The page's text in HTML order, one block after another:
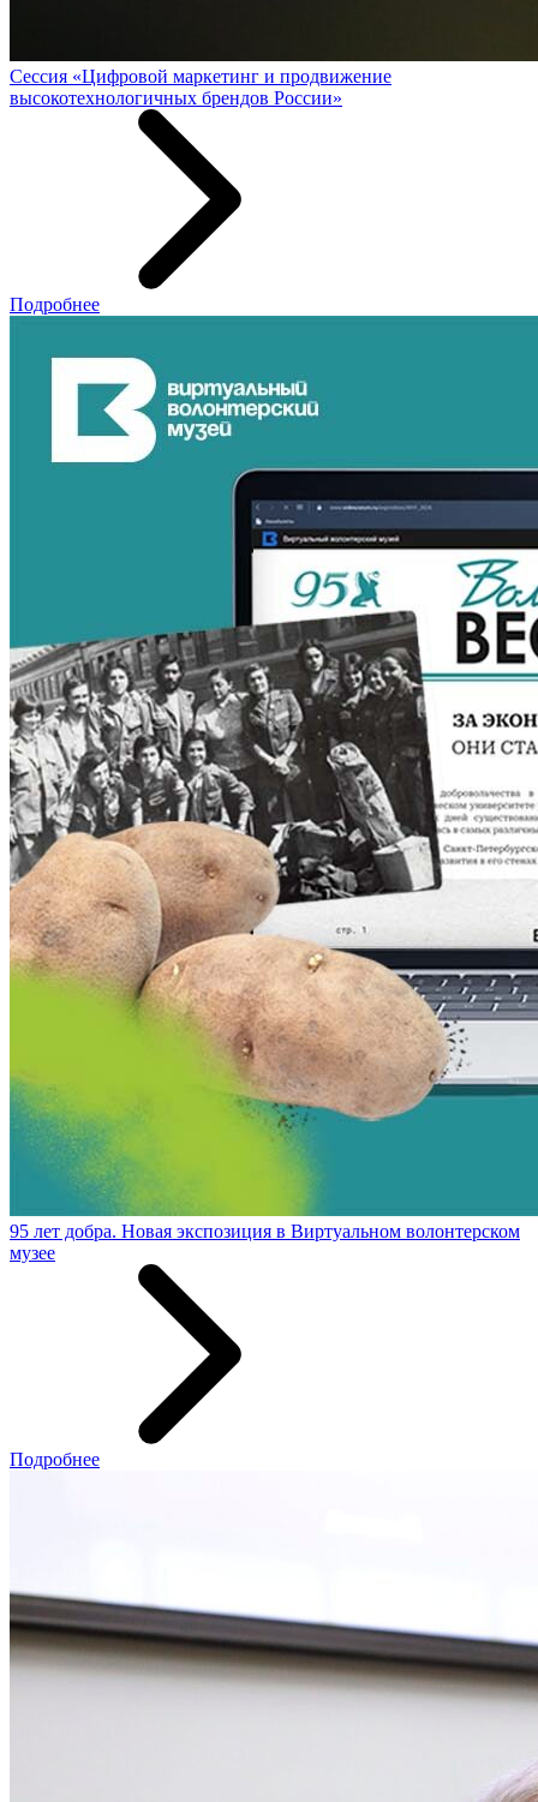
Сессия «Цифровой маркетинг и продвижение
высокотехнологичных брендов России»
Подробнее
95 лет добра. Новая экспозиция в Виртуальном волонтерском
музее
Подробнее